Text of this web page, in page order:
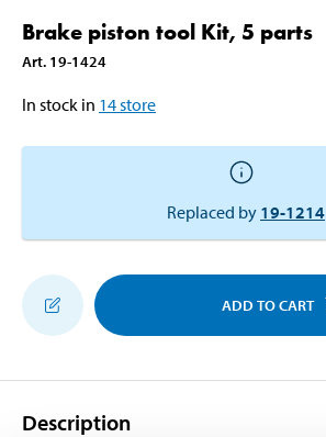
Brake piston tool Kit, 5 parts
Art. 19-1424
In stock in 14store
Replaced by 19-1214
ADD TO CART
Description